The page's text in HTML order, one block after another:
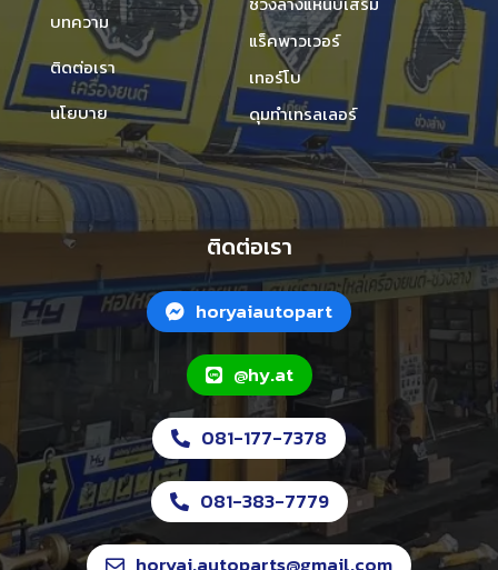
บทความ
ติดต่อเรา
นโยบาย
แร็คพาวเวอร์
เทอร์โบ
ดุมทำเทรลเลอร์
ติดต่อเรา
horyaiautopart
@hy.at
081-177-7378
081-383-7779